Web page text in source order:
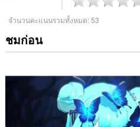
จำนวนคะแนนรวมทั้งหมด:53
ชมก่อน